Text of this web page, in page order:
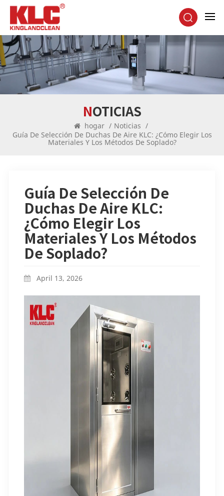
NOTICIAS
hogar / Noticias /
Guía De Selección De Duchas De Aire KLC: ¿Cómo Elegir Los
Materiales Y Los Métodos De Soplado?
Guía De Selección De
Duchas De Aire KLC:
¿Cómo Elegir Los
Materiales Y Los Métodos
De Soplado?
April 13, 2026